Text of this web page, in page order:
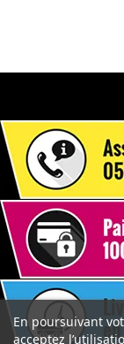
En poursuivant
acceptez